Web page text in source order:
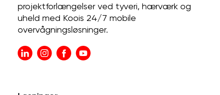
projektforlængelser ved tyveri, hærværk og
uheld med Koois 24/7 mobile
overvågningsløsninger.